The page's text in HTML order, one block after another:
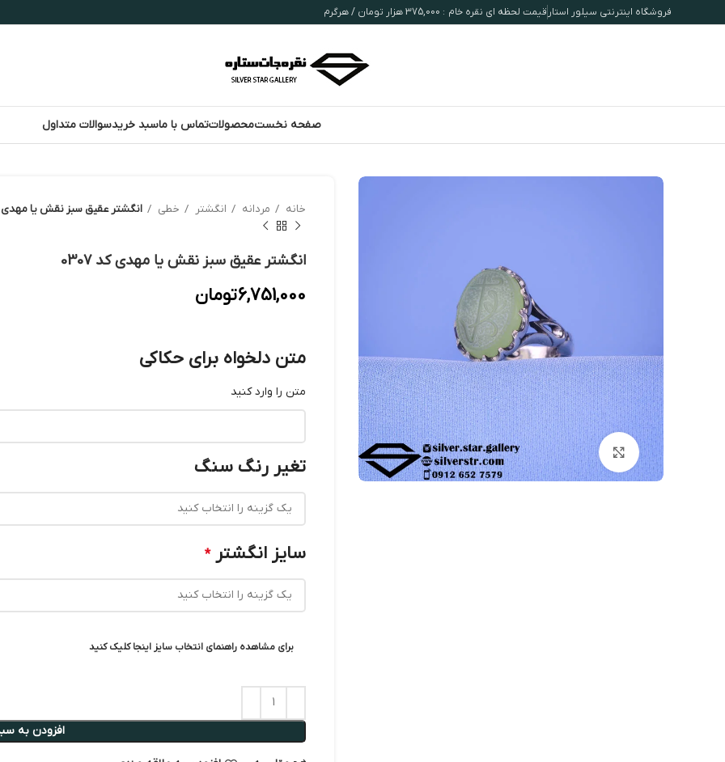
فروشگاه اینترنتی سیلور استار قیمت لحظه ای نقره خام : 375,000 هزار تومان / هرگرم
صفحه نخستمحصولاتتماس با ماسبد خریدسوالات متداول
بزرگنمایی تصویر
خانه مردانه انگشتر خطی انگشتر عقیق سبز نقش یا مهدی کد
انگشتر عقیق سبز نقش یا مهدی کد 0307
6,751,000تومان
متن دلخواه برای حکاکی
متن را وارد کنید
تغیر رنگ سنگ
سایز انگشتر*
برای مشاهده راهنمای انتخاب سایز اینجا کلیک کنید
افزودن به